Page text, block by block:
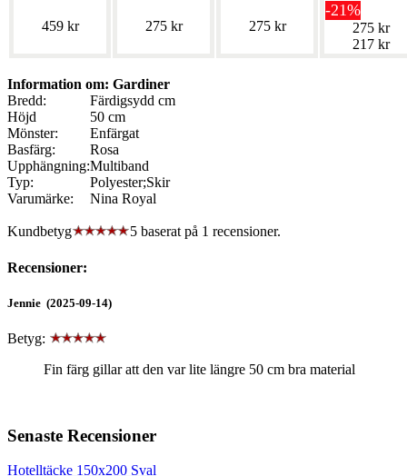
459 kr 275 kr 275 kr
-21%
275 kr
217 kr
Information om: Gardiner
Bredd:
Färdigsydd cm
Höjd
50 cm
Mönster:
Enfärgat
Basfärg:
Rosa
Upphängning:Multiband
Typ:
Polyester;Skir
Varumärke:
Nina Royal
Kundbetyg 5 baserat på 1 recensioner.
Recensioner:
Jennie (2025-09-14)
Betyg:
Fin färg gillar att den var lite längre 50 cm bra material
Senaste Recensioner
Hotelltäcke 150x200 Sval